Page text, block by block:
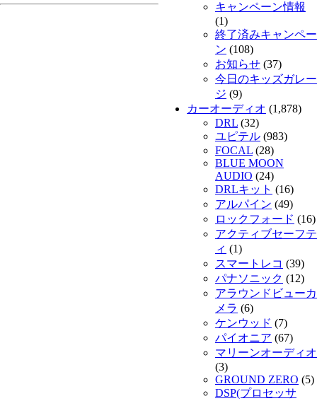
キャンペーン情報
(1)
終了済みキャンペー
ン (108)
お知らせ (37)
今日のキッズガレー
ジ (9)
カーオーディオ (1,878)
DRL (32)
ユピテル (983)
FOCAL (28)
BLUE MOON
AUDIO (24)
DRLキット (16)
アルパイン (49)
ロックフォード (16)
アクティブセーフテ
ィ (1)
スマートレコ (39)
パナソニック (12)
アラウンドビューカ
メラ (6)
ケンウッド (7)
パイオニア (67)
マリーンオーディオ
(3)
GROUND ZERO (5)
DSP(プロセッサ